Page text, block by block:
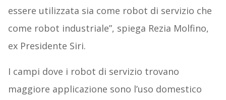
essere utilizzata sia come robot di servizio che
come robot industriale”, spiega Rezia Molfino,
ex Presidente Siri.
I campi dove i robot di servizio trovano
maggiore applicazione sono l’uso domestico